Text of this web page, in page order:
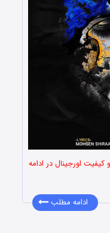
کیفیت اورجینال در ادامه
ادامه مطلب